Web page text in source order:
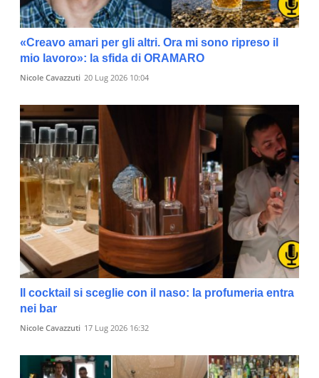
«Creavo amari per gli altri. Ora mi sono ripreso il
mio lavoro»: la sfida di ORAMARO
Nicole Cavazzuti 20 Lug 2026 10:04
Il cocktail si sceglie con il naso: la profumeria entra
nei bar
Nicole Cavazzuti 17 Lug 2026 16:32